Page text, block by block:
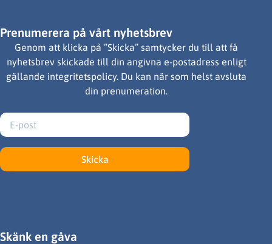
Prenumerera på vårt nyhetsbrev
Genom att klicka på ”Skicka” samtycker du till att få
nyhetsbrev skickade till din angivna e-postadress enligt
gällande integritetspolicy. Du kan när som helst avsluta
din prenumeration.
Skicka
Skänk en gåva